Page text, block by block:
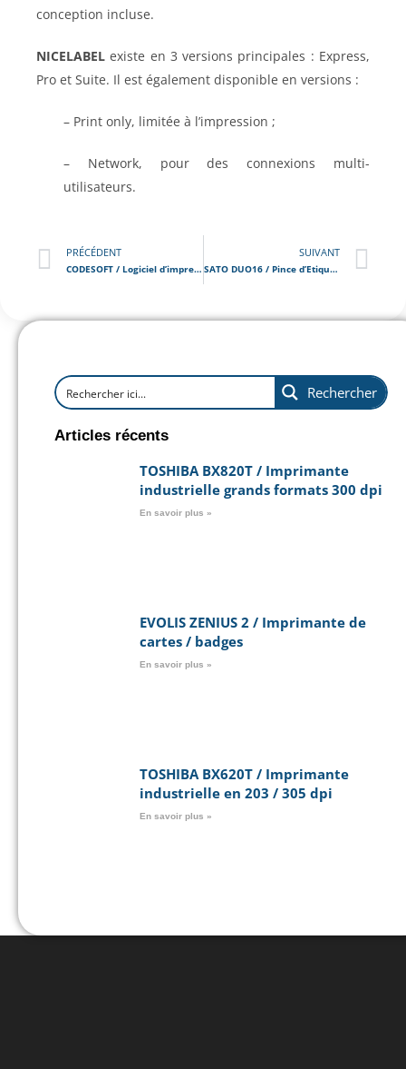
conception incluse.
NICELABEL existe en 3 versions principales : Express,
Pro et Suite. Il est également disponible en versions :
– Print only, limitée à l’impression ;
– Network, pour des connexions multi-
utilisateurs.
PRÉCÉDENT
CODESOFT / Logiciel d’impression d’étiquettes
SUIVANT
SATO DUO16 / Pince d’Etiquetage
Rechercher
Articles récents
TOSHIBA BX820T / Imprimante
industrielle grands formats 300 dpi
En savoir plus »
EVOLIS ZENIUS 2 / Imprimante de
cartes / badges
En savoir plus »
TOSHIBA BX620T / Imprimante
industrielle en 203 / 305 dpi
En savoir plus »